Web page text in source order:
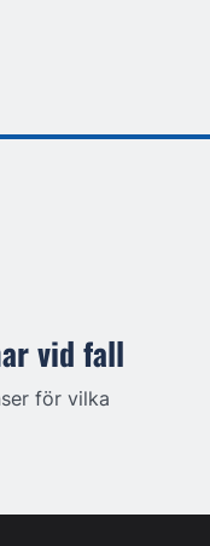
vid fall
för vilka